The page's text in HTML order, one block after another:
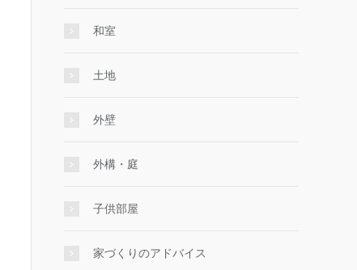
和室
土地
外壁
外構・庭
子供部屋
家づくりのアドバイス